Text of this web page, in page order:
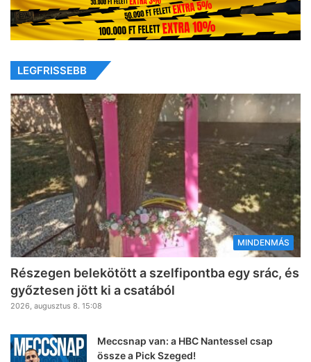
LEGFRISSEBB
MINDENMÁS
Részegen belekötött a szelfipontba egy srác, és
győztesen jött ki a csatából
2026, augusztus 8. 15:08
Meccsnap van: a HBC Nantessel csap
össze a Pick Szeged!